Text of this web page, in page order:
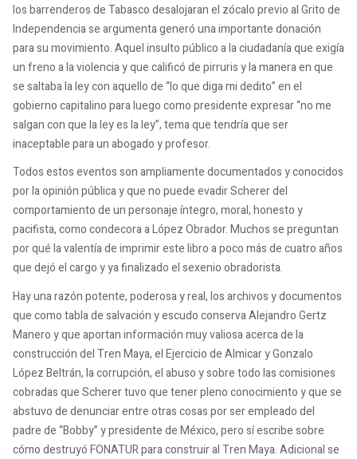
los barrenderos de Tabasco desalojaran el zócalo previo al Grito de
Independencia se argumenta generó una importante donación
para su movimiento. Aquel insulto público a la ciudadanía que exigía
un freno a la violencia y que calificó de pirruris y la manera en que
se saltaba la ley con aquello de “lo que diga mi dedito” en el
gobierno capitalino para luego como presidente expresar “no me
salgan con que la ley es la ley”, tema que tendría que ser
inaceptable para un abogado y profesor.
Todos estos eventos son ampliamente documentados y conocidos
por la opinión pública y que no puede evadir Scherer del
comportamiento de un personaje íntegro, moral, honesto y
pacifista, como condecora a López Obrador. Muchos se preguntan
por qué la valentía de imprimir este libro a poco más de cuatro años
que dejó el cargo y ya finalizado el sexenio obradorista.
Hay una razón potente, poderosa y real, los archivos y documentos
que como tabla de salvación y escudo conserva Alejandro Gertz
Manero y que aportan información muy valiosa acerca de la
construcción del Tren Maya, el Ejercicio de Almicar y Gonzalo
López Beltrán, la corrupción, el abuso y sobre todo las comisiones
cobradas que Scherer tuvo que tener pleno conocimiento y que se
abstuvo de denunciar entre otras cosas por ser empleado del
padre de “Bobby” y presidente de México, pero sí escribe sobre
cómo destruyó FONATUR para construir al Tren Maya. Adicional se